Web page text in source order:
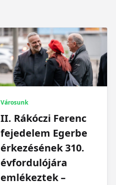
Városunk
II. Rákóczi Ferenc
fejedelem Egerbe
érkezésének 310.
évfordulójára
emlékeztek –